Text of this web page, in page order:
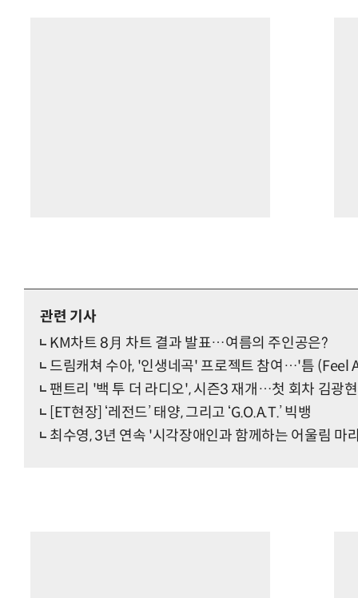
관련 기사
KM차트 8月 차트 결과 발표…여름의 주인공은?
드림캐쳐 수아, '인생네곡' 프로젝트 참여…'틈 (Feel
팬트리 '백 투 더 라디오', 시즌3 재개…첫 회차 김광
[ET현장] ‘레전드’ 태양, 그리고 ‘G.O.A.T.’ 빅뱅
최수영, 3년 연속 '시각장애인과 함께하는 어울림 마